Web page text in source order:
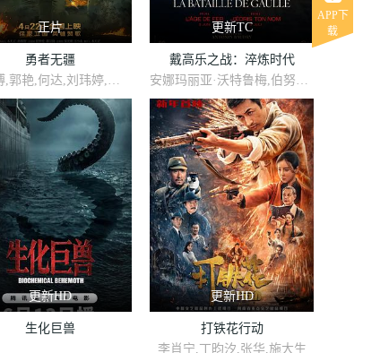
正片
勇者无疆
更新TC
戴高乐之战：淬炼时代
更新HD
生化巨兽
更新HD
打铁花行动
李肖宁,丁昀汐,张华,施大生
APP下
载